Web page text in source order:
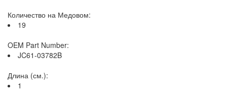
Количество на Медовом:
19
OEM Part Number:
JC61-03782B
Длина (см.):
1